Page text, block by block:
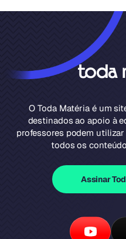
O Toda Matéria é um
destinados ao apoio à
professores podem
todos os
Assinar